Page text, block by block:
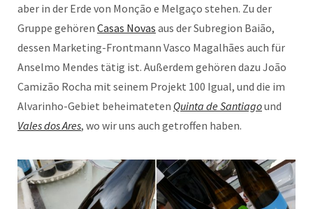
aber in der Erde von Monção e Melgaço stehen. Zu der
Gruppe gehören Casas Novas aus der Subregion Baião,
dessen Marketing-Frontmann Vasco Magalhães auch für
Anselmo Mendes tätig ist. Außerdem gehören dazu João
Camizão Rocha mit seinem Projekt 100 Igual, und die im
Alvarinho-Gebiet beheimateten Quinta de Santiagound
Vales dos Ares, wo wir uns auch getroffen haben.